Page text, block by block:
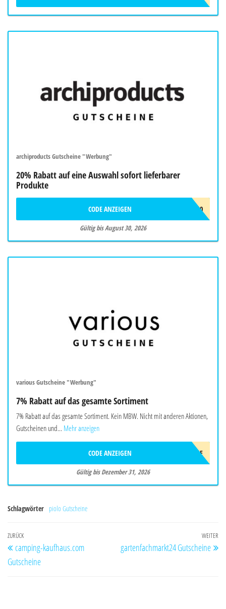
archiproducts Gutscheine "Werbung"
20% Rabatt auf eine Auswahl sofort lieferbarer
Produkte
SUMMER20
CODE ANZEIGEN
Gültig bis August 30, 2026
various Gutscheine "Werbung"
7% Rabatt auf das gesamte Sortiment
7% Rabatt auf das gesamte Sortiment. Kein MBW. Nicht mit anderen Aktionen,
Gutscheinen und... Mehr anzeigen
WELCOME
CODE ANZEIGEN
Gültig bis Dezember 31, 2026
Schlagwörter piolo Gutscheine
Beitragsnavigation
Vorheriger
Beitrag
ZURÜCK
camping-kaufhaus.com
Gutscheine
WEITER
gartenfachmarkt24 Gutscheine